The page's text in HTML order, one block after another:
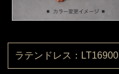
ラテンドレス：